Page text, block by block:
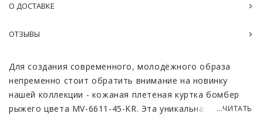
О ДОСТАВКЕ
ОТЗЫВЫ
Для создания современного, молодёжного образа
непременно стоит обратить внимание на новинку
нашей коллекции - кожаная плетеная куртка бомбер
рыжего цвета MV-6611-45-KR. Эта уникальная вещь,
...ЧИТАТЬ